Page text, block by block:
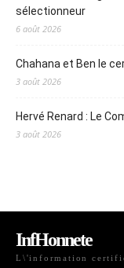
sélectionneur
6 août 2026
Chahana et Ben le
3 août 2026
Hervé Renard : Le
3 août 2026
InfHonnete
L\'information